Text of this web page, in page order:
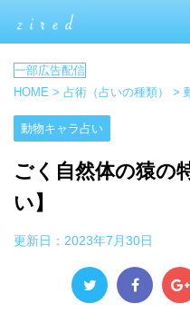
HOME > 占術（占いの種類） >
動物キャラ占い
ごく自然体の猿の
い】
更新日： 2023年7月30日